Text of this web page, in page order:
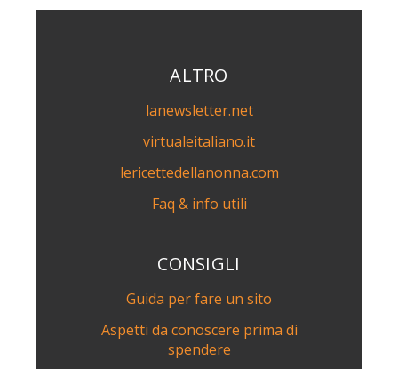
ALTRO
lanewsletter.net
virtualeitaliano.it
lericettedellanonna.com
Faq & info utili
CONSIGLI
Guida per fare un sito
Aspetti da conoscere prima di
spendere